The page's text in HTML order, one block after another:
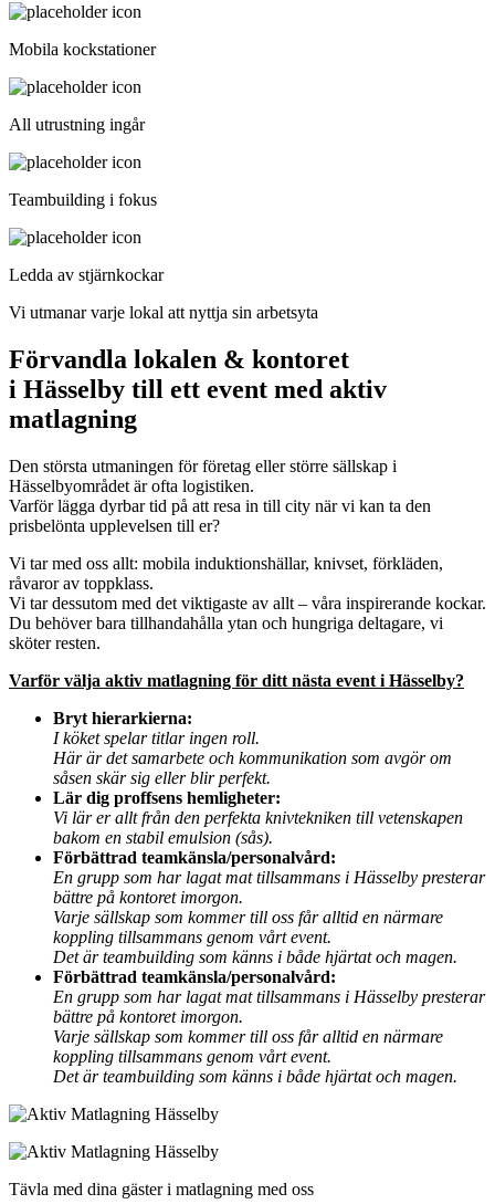
Mobila kockstationer
All utrustning ingår
Teambuilding i fokus
Ledda av stjärnkockar
Vi utmanar varje lokal att nyttja sin arbetsyta
Förvandla lokalen & kontoret
i Hässelby till ett event med aktiv
matlagning
Den största utmaningen för företag eller större sällskap i
Hässelbyområdet är ofta logistiken.
Varför lägga dyrbar tid på att resa in till city när vi kan ta den
prisbelönta upplevelsen till er?
Vi tar med oss allt: mobila induktionshällar, knivset, förkläden,
råvaror av toppklass.
Vi tar dessutom med det viktigaste av allt – våra inspirerande kockar.
Du behöver bara tillhandahålla ytan och hungriga deltagare, vi
sköter resten.
Varför välja aktiv matlagning för ditt nästa event i Hässelby?
Bryt hierarkierna:
I köket spelar titlar ingen roll.
Här är det samarbete och kommunikation som avgör om
såsen skär sig eller blir perfekt.
Lär dig proffsens hemligheter:
Vi lär er allt från den perfekta knivtekniken till vetenskapen
bakom en stabil emulsion (sås).
Förbättrad teamkänsla/personalvård:
En grupp som har lagat mat tillsammans i Hässelby presterar
bättre på kontoret imorgon.
Varje sällskap som kommer till oss får alltid en närmare
koppling tillsammans genom vårt event.
Det är teambuilding som känns i både hjärtat och magen.
Förbättrad teamkänsla/personalvård:
En grupp som har lagat mat tillsammans i Hässelby presterar
bättre på kontoret imorgon.
Varje sällskap som kommer till oss får alltid en närmare
koppling tillsammans genom vårt event.
Det är teambuilding som känns i både hjärtat och magen.
Tävla med dina gäster i matlagning med oss